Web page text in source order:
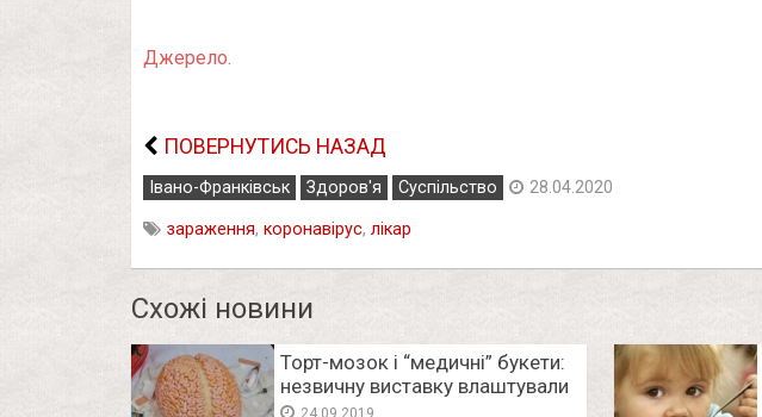
Джерело.
ПОВЕРНУТИСЬ НАЗАД
Івано-Франківськ Здоров'я Суспільство 28.04.2020
зараження, коронавірус, лікар
Схожі новини
Торт-мозок і “медичні” букети:
незвичну виставку влаштували
студенти-медики (ФОТО)